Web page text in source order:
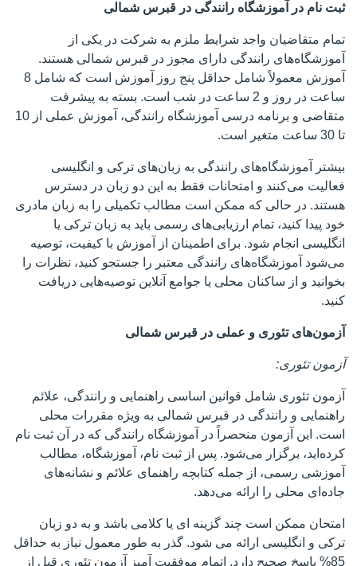
ثبت نام در آموزشگاه رانندگی در قبرس شمالی
تمام متقاضیان واجد شرایط ملزم به شرکت در یکی از
آموزشگاه‌های رانندگی دارای مجوز در قبرس شمالی هستند.
آموزش معمولاً شامل حداقل پنج روز آموزش است که شامل 8
ساعت در روز و 2 ساعت در شب است. بسته به پیشرفت
متقاضی و برنامه درسی آموزشگاه رانندگی، آموزش عملی از 10
تا 30 ساعت متغیر است.
بیشتر آموزشگاه‌های رانندگی به زبان‌های ترکی و انگلیسی
فعالیت می‌کنند و امتحانات فقط به این دو زبان در دسترس
هستند. در حالی که ممکن است مطالب تکمیلی را به زبان مادری
خود پیدا کنید، تمام ارزیابی‌های رسمی باید به زبان ترکی یا
انگلیسی انجام شود. برای اطمینان از آموزش با کیفیت، توصیه
می‌شود آموزشگاه‌های رانندگی معتبر را جستجو کنید، نظرات را
بخوانید و از ساکنان محلی یا جوامع آنلاین توصیه‌هایی دریافت
کنید.
آزمون‌های تئوری و عملی در قبرس شمالی
آزمون تئوری:
آزمون تئوری شامل قوانین اساسی راهنمایی و رانندگی، علائم
راهنمایی و رانندگی در قبرس شمالی به ویژه مقررات محلی
است. این آزمون منحصراً در آموزشگاه رانندگی که در آن ثبت نام
کرده‌اید، برگزار می‌شود. پس از ثبت نام، آموزشگاه، مطالب
آموزشی رسمی، از جمله کتابچه راهنمای علائم و نشانه‌های
جاده‌ای محلی را ارائه می‌دهد.
امتحان ممکن است چند گزینه ای یا کلامی باشد و به دو زبان
ترکی و انگلیسی ارائه می شود. گذر به طور معمول نیاز به حداقل
85% پاسخ صحیح دارد. اتمام موفقیت آمیز آزمون تئوری قبل از